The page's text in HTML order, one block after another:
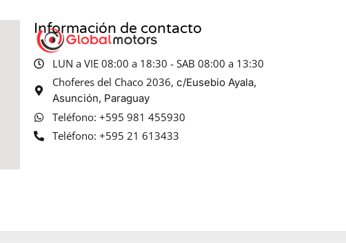
Información de contacto
LUN a VIE 08:00 a 18:30 - SAB 08:00 a 13:30
Choferes del Chaco 2036,c/Eusebio Ayala,
Asunción, Paraguay
Teléfono: +595 981 455930
Teléfono: +595 21 613433